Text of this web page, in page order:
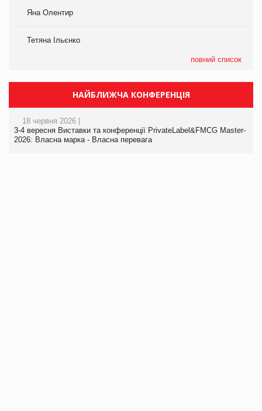
Яна Олентир
Тетяна Ільєнко
повний список
НАЙБЛИЖЧА КОНФЕРЕНЦІЯ
18 червня 2026 |
3-4 вересня Виставки та конференції PrivateLabel&FMCG Master-
2026: Власна марка - Власна перевага